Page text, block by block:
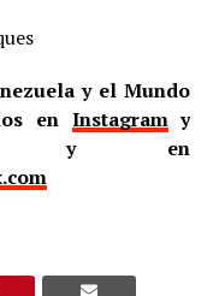
y el Mundo
en Instagramy
en